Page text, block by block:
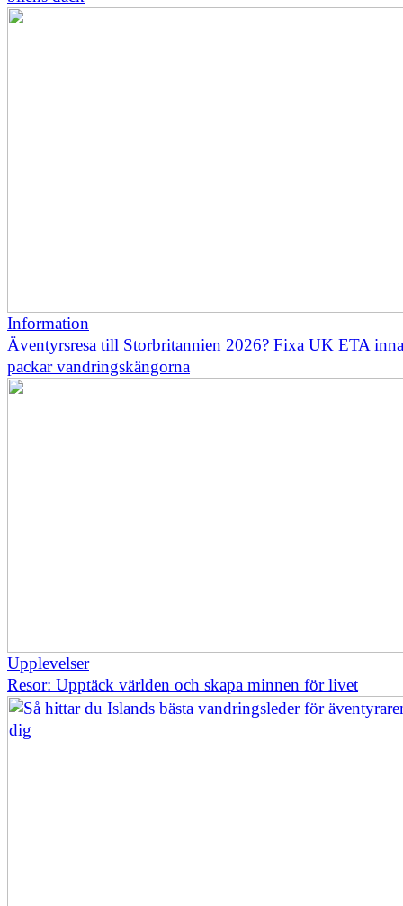
Information
Äventyrsresa till Storbritannien 2026? Fixa UK ETA
packar vandringskängorna
Upplevelser
Resor: Upptäck världen och skapa minnen för livet